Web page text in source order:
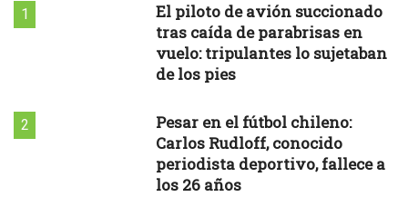
1
El piloto de avión succionado
tras caída de parabrisas en
vuelo: tripulantes lo sujetaban
de los pies
2
Pesar en el fútbol chileno:
Carlos Rudloff, conocido
periodista deportivo, fallece a
los 26 años